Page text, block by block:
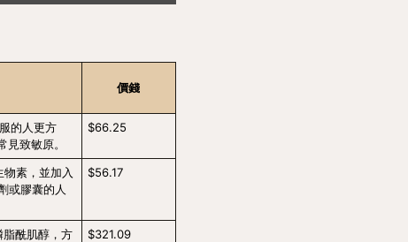
價錢
的人更方
致敏原。
$66.25
素，並加入
或膠囊的人
$56.17
酰肌醇，方
$321.09